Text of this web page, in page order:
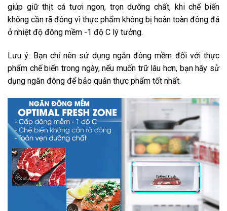
giúp giữ thịt cá tươi ngon, trọn dưỡng chất, khi chế biến
không cần rã đông vì thực phẩm không bị hoàn toàn đông đá
ở nhiệt độ đông mềm -1 độ C lý tưởng.
Lưu ý: Bạn chỉ nên sử dụng ngăn đông mềm đối với thực
phẩm chế biến trong ngày, nếu muốn trữ lâu hơn, bạn hãy sử
dụng ngăn đông để bảo quản thực phẩm tốt nhất.